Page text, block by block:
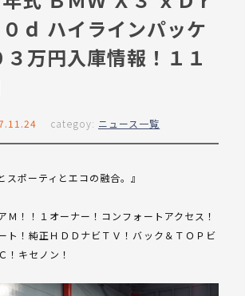
０ｄ ハイラインパッケ
万円入庫情報！１１
categoy: ニュース一覧
スポーティとエコの融合。』
Ｍ！！１オーナー！コンフォートアクセス！
ト！純正ＨＤＤナビＴＶ！バック＆ＴＯＰビ
！キセノン！